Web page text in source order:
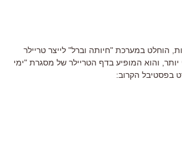
הוחלט במערכת "חיותה וברל" לייצר טריילר
יותר, והוא המופיע בדף הטריילר של מסגרת "ימי
בפסטיבל הקרוב: